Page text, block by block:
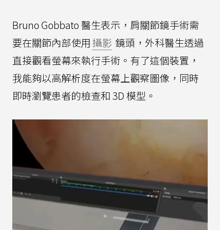
Bruno Gobbato 醫生表示，肩關節鏡手術需
要在關節內部使用 攝影 鏡頭，外科醫生透過
直接觀看螢幕來執行手術。有了這個裝置，
我能夠以高解析度在螢幕上觀察圖像，同時
即時瀏覽患者的檢查和 3D 模型。